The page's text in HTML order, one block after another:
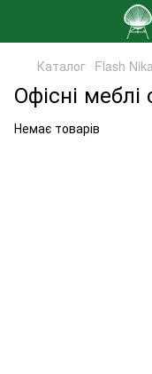
Каталог Flash
Офісні
Немає товарів